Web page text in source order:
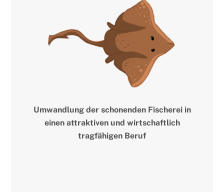
Umwandlung der schonenden Fischerei in
einen attraktiven und wirtschaftlich
tragfähigen Beruf